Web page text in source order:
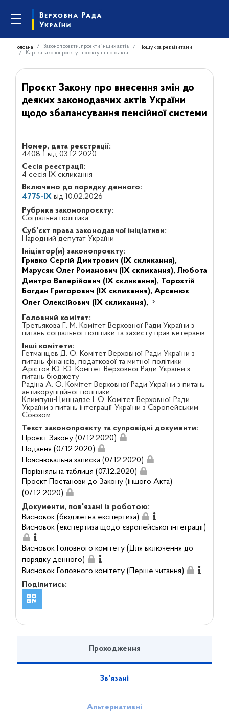
Головна Законопроєкти, проєкти інших актів
Пошук за реквізитами
Картка законопроєкту, проєкту іншого акта
Проєкт Закону про внесення змін до
деяких законодавчих актів України
щодо збалансування пенсійної системи
Номер, дата реєстрації:
4408-1 від 03.12.2020
Сесія реєстрації:
4 сесія IX скликання
Включено до порядку денного:
4775-IXвід 10.02.2026
Рубрика законопроєкту:
Соціальна політика
Суб'єкт права законодавчої ініціативи:
Народний депутат України
Ініціатор(и) законопроєкту:
Гривко Сергій Дмитрович (IX скликання),
Марусяк Олег Романович (IX скликання), Любота
Дмитро Валерійович (IX скликання), Торохтій
Богдан Григорович (IX скликання), Арсенюк
Олег Олексійович (IX скликання),
Головний комітет:
Третьякова Г. М. Комітет Верховної Ради України з
питань соціальної політики та захисту прав ветеранів
Інші комітети:
Гетманцев Д. О. Комітет Верховної Ради України з
питань фінансів, податкової та митної політики
Арістов Ю. Ю. Комітет Верховної Ради України з
питань бюджету
Радіна А. О. Комітет Верховної Ради України з питань
антикорупційної політики
Климпуш-Цинцадзе І. О. Комітет Верховної Ради
України з питань інтеграції України з Європейським
Союзом
Текст законопроєкту та супровідні документи:
Проєкт Закону (07.12.2020)
Подання (07.12.2020)
Пояснювальна записка (07.12.2020)
Порівняльна таблиця (07.12.2020)
Проєкт Постанови до Закону (іншого Акта)
(07.12.2020)
Документи, пов'язані із роботою:
Висновок (бюджетна експертиза)
Висновок (експертиза щодо європейської інтеграції)
Висновок Головного комітету (Для включення до
порядку денного)
Висновок Головного комітету (Перше читання)
Поділитись:
Проходження
Зв’язані
Альтернативні